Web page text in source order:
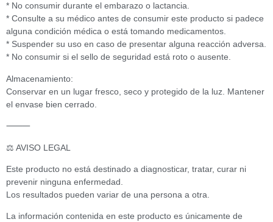
* No consumir durante el embarazo o lactancia.
* Consulte a su médico antes de consumir este producto si padece
alguna condición médica o está tomando medicamentos.
* Suspender su uso en caso de presentar alguna reacción adversa.
* No consumir si el sello de seguridad está roto o ausente.
Almacenamiento:
Conservar en un lugar fresco, seco y protegido de la luz. Mantener
el envase bien cerrado.
⸻
⚖️ AVISO LEGAL
Este producto no está destinado a diagnosticar, tratar, curar ni
prevenir ninguna enfermedad.
Los resultados pueden variar de una persona a otra.
La información contenida en este producto es únicamente de